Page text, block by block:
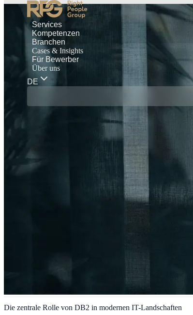
Services
Kompetenzen
Branchen
Cases & Insights
Für Bewerber
Über uns
DE
DB2-Datenbankentwicklung
Die zentrale Rolle von DB2 in modernen IT-Landschaften